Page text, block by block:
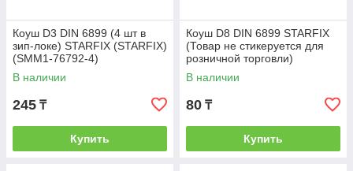
Коуш D3 DIN 6899 (4 шт в
зип-локе) STARFIX (STARFIX)
(SMM1-76792-4)
В наличии
245 ₸
Купить
Коуш D8 DIN 6899 STARFIX
(Товар не стикеруется для
розничной торговли)
(STARFIX) (SMP-76797-1)
В наличии
80 ₸
Купить